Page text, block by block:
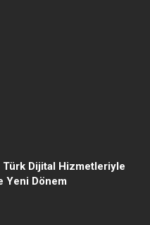
Dijital Hizmetleriyle
Yeni Dönem